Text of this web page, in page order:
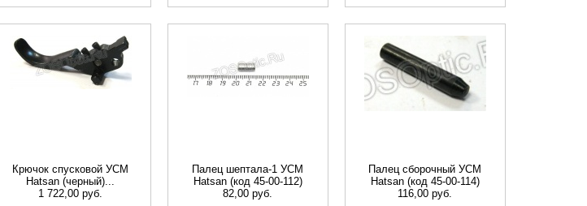
Крючок спусковой УСМ
Hatsan (черный)...
1 722,00 руб.
Палец шептала-1 УСМ
Hatsan (код 45-00-112)
82,00 руб.
Палец сборочный УСМ
Hatsan (код 45-00-114)
116,00 руб.